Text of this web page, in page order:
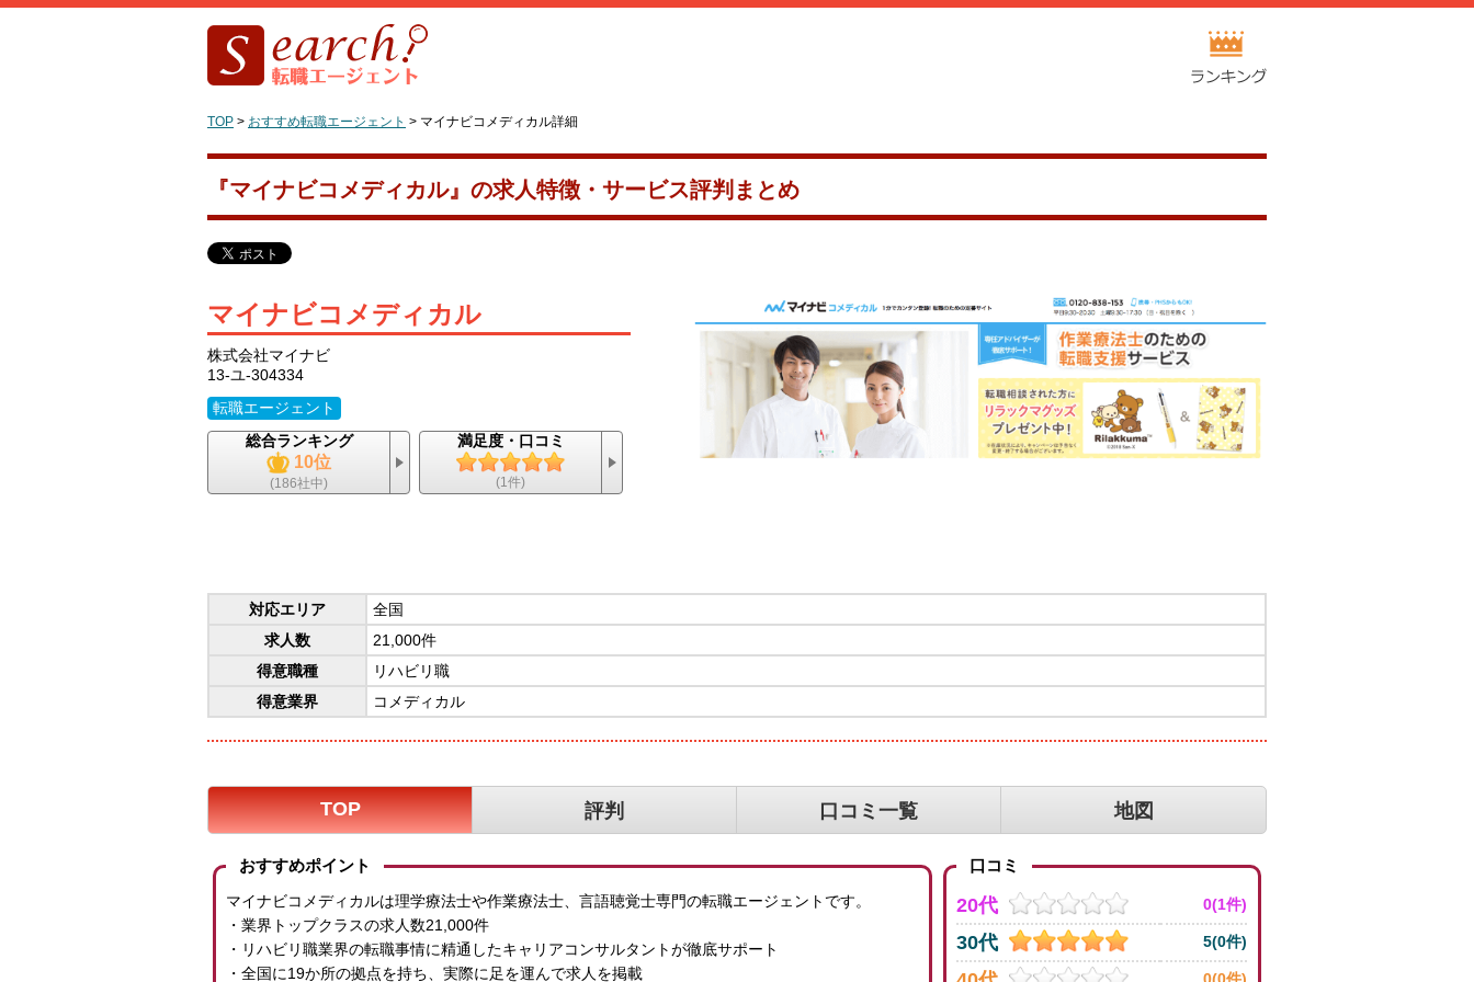
TOP > おすすめ転職エージェント > マイナビコメディカル詳細
『マイナビコメディカル』の求人特徴・サービス評判まとめ
マイナビコメディカル
株式会社マイナビ
13-ユ-304334
転職エージェント
総合ランキング
10位
(186社中)
満足度・口コミ
(1件)
対応エリア
全国
求人数
21,000件
得意職種
リハビリ職
得意業界
コメディカル
TOP 評判 口コミ一覧 地図
おすすめポイント
マイナビコメディカルは理学療法士や作業療法士、言語聴覚士専門の転職エージェントです。
・業界トップクラスの求人数21,000件
・リハビリ職業界の転職事情に精通したキャリアコンサルタントが徹底サポート
・全国に19か所の拠点を持ち、実際に足を運んで求人を掲載
口コミ
20代 0(1件)
30代 5(0件)
0(0件)